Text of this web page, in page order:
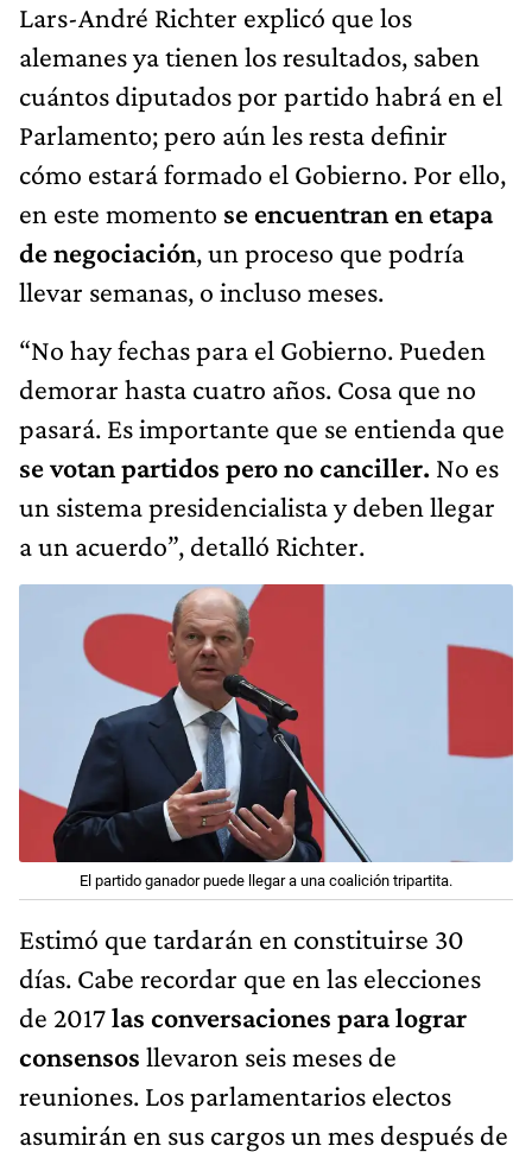
Lars-André Richter explicó que los
alemanes ya tienen los resultados, saben
cuántos diputados por partido habrá en el
Parlamento; pero aún les resta definir
cómo estará formado el Gobierno. Por ello,
en este momento se encuentran en etapa
de negociación, un proceso que podría
llevar semanas, o incluso meses.
“No hay fechas para el Gobierno. Pueden
demorar hasta cuatro años. Cosa que no
pasará. Es importante que se entienda que
se votan partidos pero no canciller. No es
un sistema presidencialista y deben llegar
a un acuerdo”, detalló Richter.
El partido ganador puede llegar a una coalición tripartita.
Estimó que tardarán en constituirse 30
días. Cabe recordar que en las elecciones
de 2017las conversaciones para lograr
consensos llevaron seis meses de
reuniones. Los parlamentarios electos
asumirán en sus cargos un mes después de